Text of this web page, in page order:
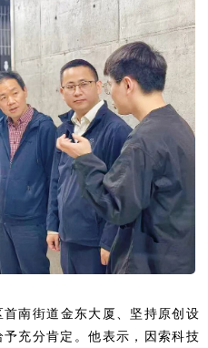
南街道金东大厦、坚持原创设
充分肯定。他表示，因索科技